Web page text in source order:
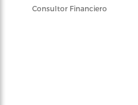
Consultor Financiero